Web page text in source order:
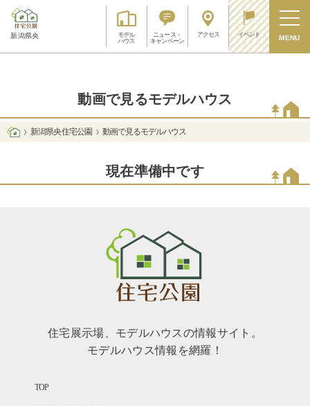
新潟県央
モデル
ハウス
ニュース・
キャンペーン
アクセス イベント MENU
動画で見るモデルハウス
新潟県央 住宅公園 動画で見るモデルハウス
現在準備中です
住宅展示場、モデルハウスの情報サイト。
モデルハウス情報を網羅！
TOP